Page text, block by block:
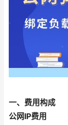
一、费用构成
公网IP费用